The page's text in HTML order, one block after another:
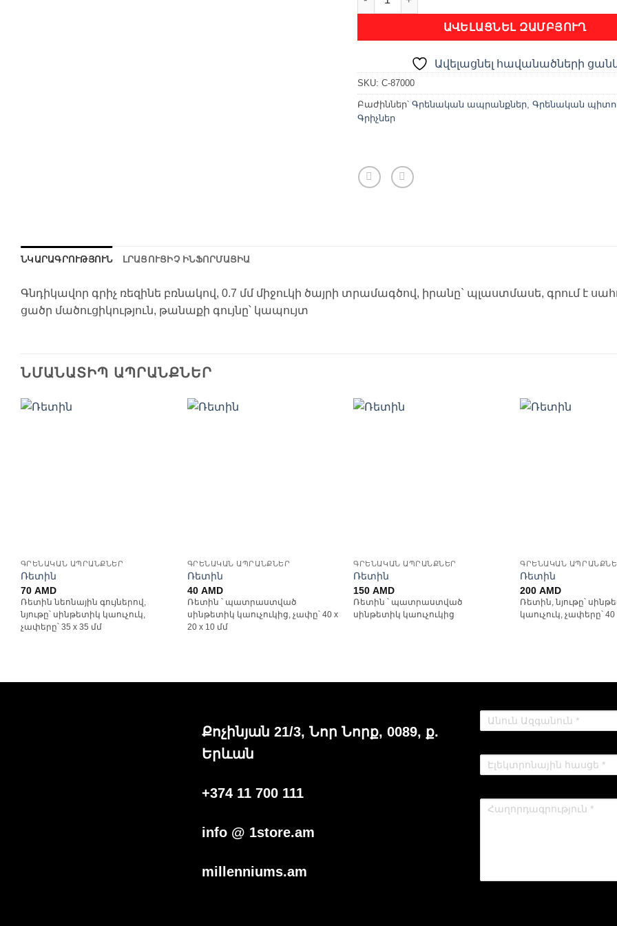
ԱՎԵԼԱՑՆԵԼ ԶԱՄԲՅՈՒՂ
Ավելացնել հավանածների
SKU: C-87000
Բաժիններ՝ Գրենական ապրանքներ, Գրենական
Գրիչներ
ՆԿԱՐԱԳՐՈՒԹՅՈՒՆ ԼՐԱՑՈՒՑԻՉ ԻՆՖՈՐՄԱՑԻԱ
Գնդիկավոր գրիչ ռեզինե բռնակով, 0.7 մմ միջուկի ծայրի տրամագծով, իրանը` պլաստմասե, գրում է
ցածր մածուցիկություն, թանաքի գույնը՝ կապույտ
ՆՄԱՆԱՏԻՊ ԱՊՐԱՆՔՆԵՐ
ԳՐԵՆԱԿԱՆ ԱՊՐԱՆՔՆԵՐ
Ռետին
70 AMD
Ռետին նեոնային գույներով,
նյութը՝ սինթետիկ կաուչուկ,
չափերը՝ 35 x 35 մմ
ԳՐԵՆԱԿԱՆ ԱՊՐԱՆՔՆԵՐ
Ռետին
40 AMD
Ռետին ՝ պատրաստված
սինթետիկ կաուչուկից, չափը՝ 40 x
20 x 10 մմ
ԳՐԵՆԱԿԱՆ ԱՊՐԱՆՔՆԵՐ
Ռետին
150AMD
Ռետին ՝ պատրաստված
սինթետիկ կաուչուկից
ԳՐԵՆԱԿԱՆ
Ռետին
200AMD
Ռետին, նյութը՝
կաուչուկ, չափերը՝ 40
Քոչինյան 21/3, Նոր Նորք, 0089, ք.
Երևան
+374 11 700 111
info @ 1store.am
millenniums.am